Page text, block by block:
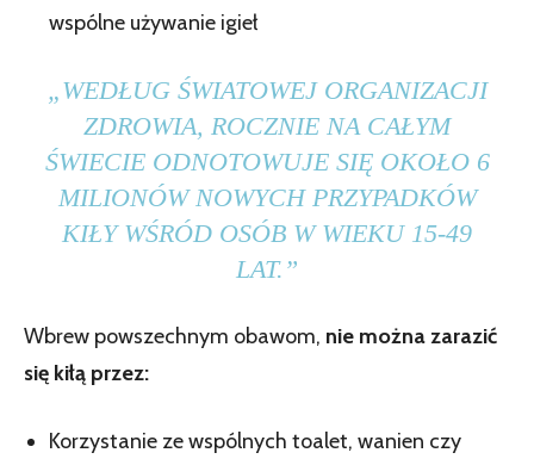
wspólne używanie igieł
„WEDŁUG ŚWIATOWEJ ORGANIZACJI
ZDROWIA, ROCZNIE NA CAŁYM
ŚWIECIE ODNOTOWUJE SIĘ OKOŁO 6
MILIONÓW NOWYCH PRZYPADKÓW
KIŁY WŚRÓD OSÓB W WIEKU 15-49
LAT.”
Wbrew powszechnym obawom, nie można zarazić
się kiłą przez:
Korzystanie ze wspólnych toalet, wanien czy